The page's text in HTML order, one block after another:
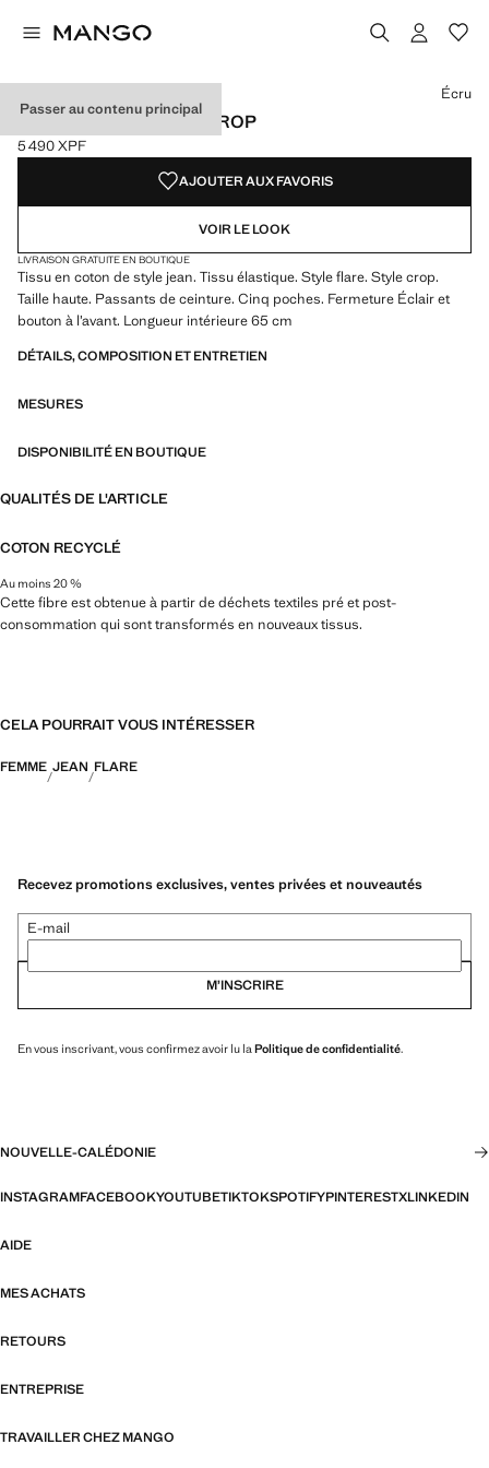
Passer au contenu principal
JEAN SIENNA FLARE CROP
Prix actuel [5 490 XPF ]
5 490 XPF
Choisissez une couleur
Couleur Noir
Couleur Blanc
Couleur Écru sélectionnée
Écru
AJOUTER AUX FAVORIS
VOIR LE LOOK
LIVRAISON GRATUITE EN BOUTIQUE
Tissu en coton de style jean. Tissu élastique. Style flare. Style crop.
Taille haute. Passants de ceinture. Cinq poches. Fermeture Éclair et
bouton à l’avant. Longueur intérieure 65 cm
DÉTAILS, COMPOSITION ET ENTRETIEN
MESURES
DISPONIBILITÉ EN BOUTIQUE
QUALITÉS DE L'ARTICLE
COTON RECYCLÉ
Au moins 20 %
Cette fibre est obtenue à partir de déchets textiles pré et post-
consommation qui sont transformés en nouveaux tissus.
CELA POURRAIT VOUS INTÉRESSER
FEMME JEAN FLARE
Recevez promotions exclusives, ventes privées et nouveautés
E-mail
M’INSCRIRE
En vous inscrivant, vous confirmez avoir lu laPolitique de confidentialité.
NOUVELLE-CALÉDONIE
INSTAGRAMFACEBOOKYOUTUBETIKTOKSPOTIFYPINTERESTXLINKEDIN
AIDE
MES ACHATS
RETOURS
ENTREPRISE
TRAVAILLER CHEZ MANGO